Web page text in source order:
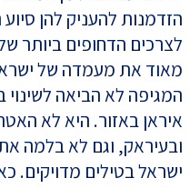
הזדמנות להעניק להן
לצרכים הדחופים ביותר
מאוד את מעמדה של
המגיפה לא הביאה
איראן באזור. היא לא
ובעיראק, וגם לא בלמה
ישראל בטילים מדויקים.